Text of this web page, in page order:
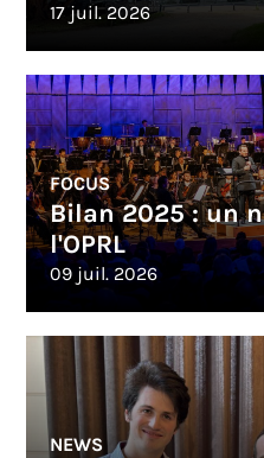
17 juil. 2026
FOCUS
Bilan 2025 : un
l'OPRL
09 juil. 2026
NEWS